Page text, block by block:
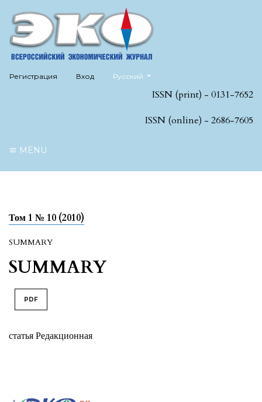
Регистрация Вход Русский
ISSN (print) - 0131-7652
ISSN (online) - 2686-7605
MENU
Том 1 № 10 (2010)
SUMMARY
SUMMARY
PDF
статья Редакционная